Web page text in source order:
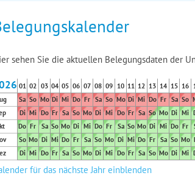
sehen Sie die aktuellen Belegungsdaten der
01 02 03 04 05 06 07 08 09 10 11 12 13 14 15 16
Sa So Mo Di Mi Do Fr Sa So Mo Di Mi Do Fr Sa So
Di Mi Do Fr Sa So Mo Di Mi Do Fr Sa So Mo Di Mi
Do Fr Sa So Mo Di Mi Do Fr Sa So Mo Di Mi Do Fr
So Mo Di Mi Do Fr Sa So Mo Di Mi Do Fr Sa So Mo
Di Mi Do Fr Sa So Mo Di Mi Do Fr Sa So Mo Di Mi
für das nächste Jahr einblenden